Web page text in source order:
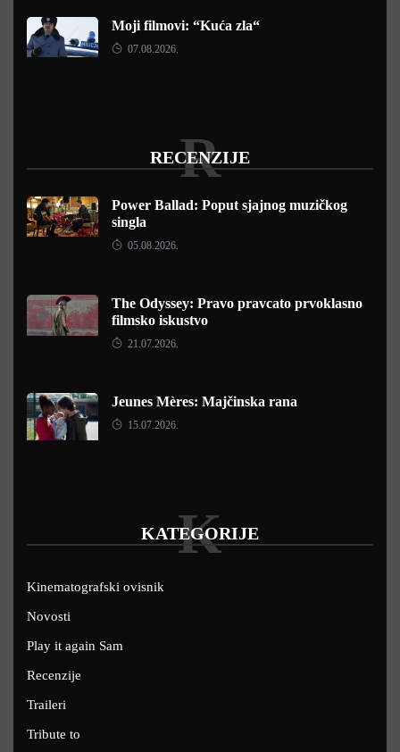
Moji filmovi: “Kuća zla“
07.08.2026.
RECENZIJE
R
Power Ballad: Poput sjajnog muzičkog
singla
05.08.2026.
The Odyssey: Pravo pravcato prvoklasno
filmsko iskustvo
21.07.2026.
Jeunes Mères: Majčinska rana
15.07.2026.
KATEGORIJE
K
Kinematografski ovisnik
Novosti
Play it again Sam
Recenzije
Traileri
Tribute to